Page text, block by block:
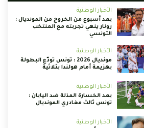
الأخبار الوطنية
بعد أسبوع من الخروج من المونديال :
رونار ينهي تجربته مع المنتخب
التونسي
الأخبار الوطنية
مونديال 2026 : تونس تودّع البطولة
بهزيمة أمام هولندا بثلاثية
الأخبار الوطنية
بعد الخسارة المذلة ضد اليابان :
تونس ثالث مغادري المونديال
الأخبار الوطنية